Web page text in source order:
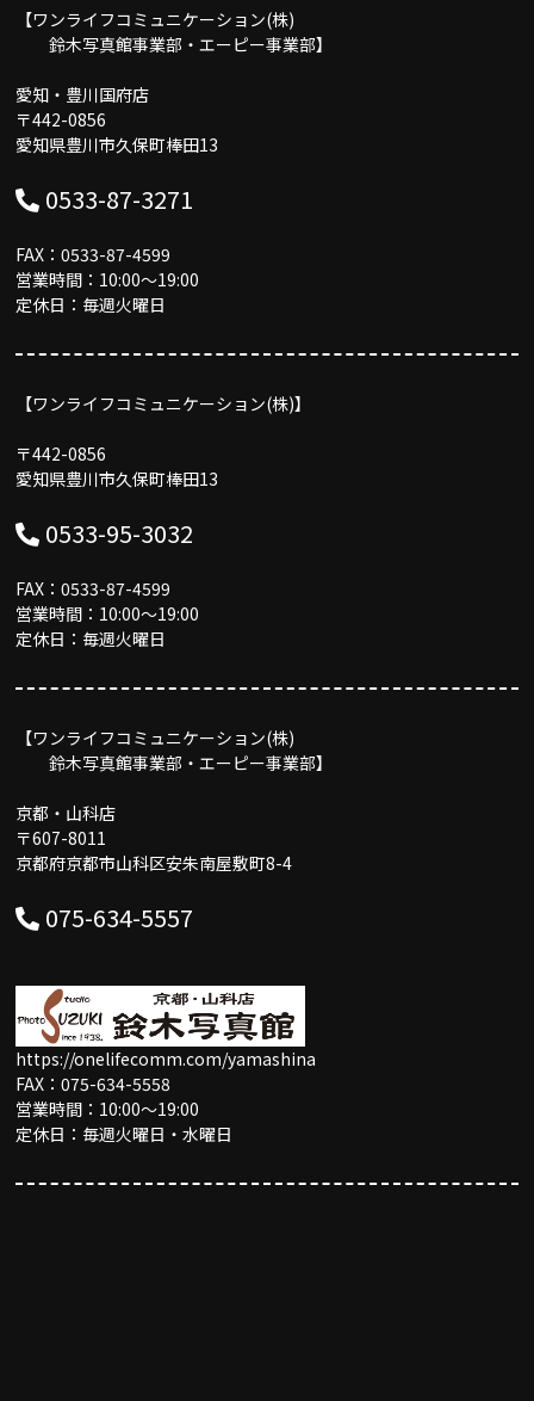
【ワンライフコミュニケーション(株)
鈴木写真館事業部・エーピー事業部】
愛知・豊川国府店
〒442-0856
愛知県豊川市久保町棒田13
0533-87-3271
FAX：0533-87-4599
営業時間：10:00〜19:00
定休日：毎週火曜日
【ワンライフコミュニケーション(株)】
〒442-0856
愛知県豊川市久保町棒田13
0533-95-3032
FAX：0533-87-4599
営業時間：10:00〜19:00
定休日：毎週火曜日
【ワンライフコミュニケーション(株)
鈴木写真館事業部・エーピー事業部】
京都・山科店
〒607-8011
京都府京都市山科区安朱南屋敷町8-4
075-634-5557
https://onelifecomm.com/yamashina
FAX：075-634-5558
営業時間：10:00〜19:00
定休日：毎週火曜日・水曜日